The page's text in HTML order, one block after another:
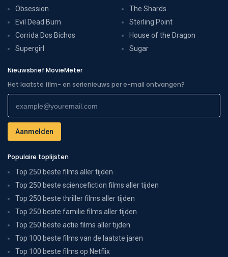
Obsession
Evil Dead Burn
Corrida Dos Bichos
Supergirl
The Shards
Sterling Point
House of the Dragon
Sugar
Nieuwsbrief MovieMeter
Het laatste film- en serienieuws per e-mail ontvangen?
Populaire toplijsten
Top 250 beste films aller tijden
Top 250 beste sciencefiction films aller tijden
Top 250 beste thriller films aller tijden
Top 250 beste familie films aller tijden
Top 250 beste actie films aller tijden
Top 100 beste films van de laatste jaren
Top 100 beste films op Netflix